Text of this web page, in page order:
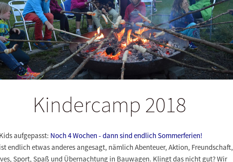
Kindercamp 2018
aufgepasst: Noch 4 Wochen - dann sind endlich Sommerferien!
endlich etwas anderes angesagt, nämlich Abenteuer, Aktion, Freundschaft,
Sport, Spaß und Übernachtung in Bauwagen. Klingt das nicht gut? Wir